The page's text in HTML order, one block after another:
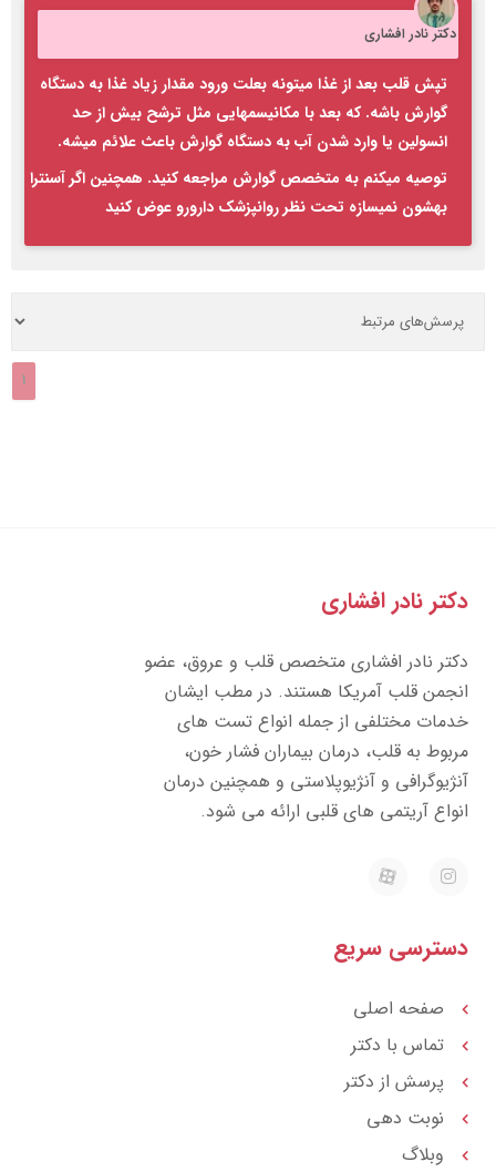
دکتر نادر افشاری
تپش قلب بعد از غذا میتونه بعلت ورود مقدار زیاد غذا به دستگاه
گوارش باشه. که بعد با مکانیسمهایی مثل ترشح بیش از حد
انسولین یا وارد شدن آب به دستگاه گوارش باعث علائم میشه.
توصیه میکنم به متخصص گوارش مراجعه کنید. همچنین اگر آسنترا
بهشون نمیسازه تحت نظر روانپزشک دارورو عوض کنید
1
دکتر نادر افشاری
دکتر نادر افشاری متخصص قلب و عروق، عضو
انجمن قلب آمریکا هستند. در مطب ایشان
خدمات مختلفی از جمله انواع تست های
مربوط به قلب، درمان بیماران فشار خون،
آنژیوگرافی و آنژیوپلاستی و همچنین درمان
انواع آریتمی های قلبی ارائه می شود.
I
n
g
m
E
a
a
دسترسی سریع
صفحه اصلی
تماس با دکتر
پرسش از دکتر
نوبت دهی
وبلاگ